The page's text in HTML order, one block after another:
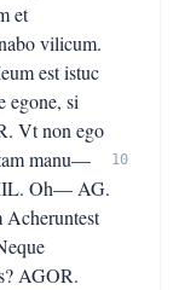
et
vilicum.
est istuc
egone, si
Vt non ego
manu—
Oh— AG.
AGOR.
10